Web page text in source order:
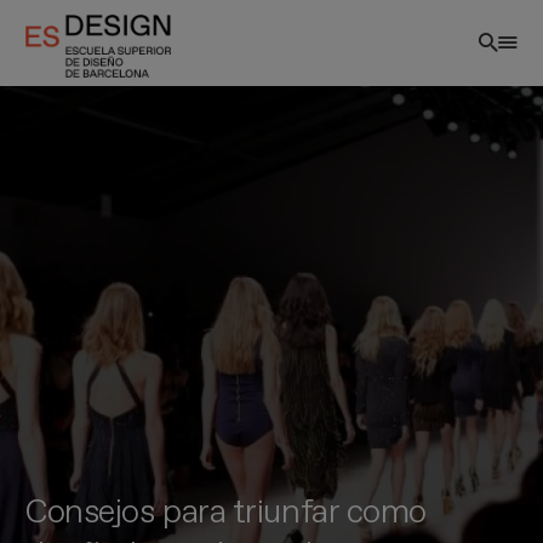
contenido
principal
Consejos para triunfar como